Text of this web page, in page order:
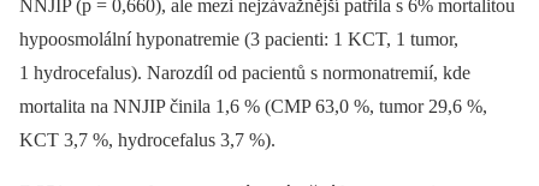
NNJIP (p = 0,660), ale mezi nejzávažnější patřila s 6% mortalitou
hypoosmolální hyponatremie (3 pacienti: 1 KCT, 1 tumor,
1 hydrocefalus). Narozdíl od pacientů s normonatremií, kde
mortalita na NNJIP činila 1,6 % (CMP 63,0 %, tumor 29,6 %,
KCT 3,7 %, hydrocefalus 3,7 %).